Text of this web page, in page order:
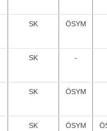
SK ÖSYM
SK -
SK ÖSYM
SK ÖSYM